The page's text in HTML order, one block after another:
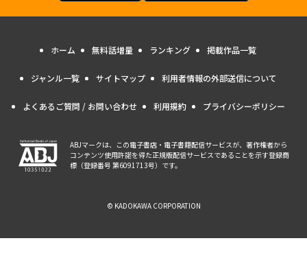
ホーム 無料話増量 ランキング 掲載作品一覧
ジャンル一覧 サイトマップ 利用者情報の外部送信について
よくあるご質問 / お問い合わせ 利用規約 プライバシーポリシー
ABJマークは、この電子書店・電子書籍配信サービスが、著作権者から
コンテンツ使用許諾を得た正規版配信サービスであることを示す登録商
標（登録番号 第6091713号）です。
© KADOKAWA CORPORATION